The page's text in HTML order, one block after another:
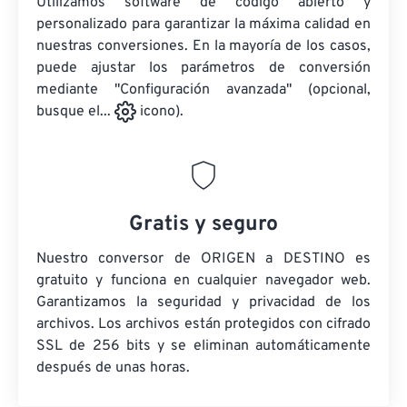
personalizado para garantizar la máxima calidad en
nuestras conversiones. En la mayoría de los casos,
puede ajustar los parámetros de conversión
mediante "Configuración avanzada" (opcional,
busque el...
icono).
Gratis y seguro
Nuestro conversor de ORIGEN a DESTINO es
gratuito y funciona en cualquier navegador web.
Garantizamos la seguridad y privacidad de los
archivos. Los archivos están protegidos con cifrado
SSL de 256 bits y se eliminan automáticamente
después de unas horas.